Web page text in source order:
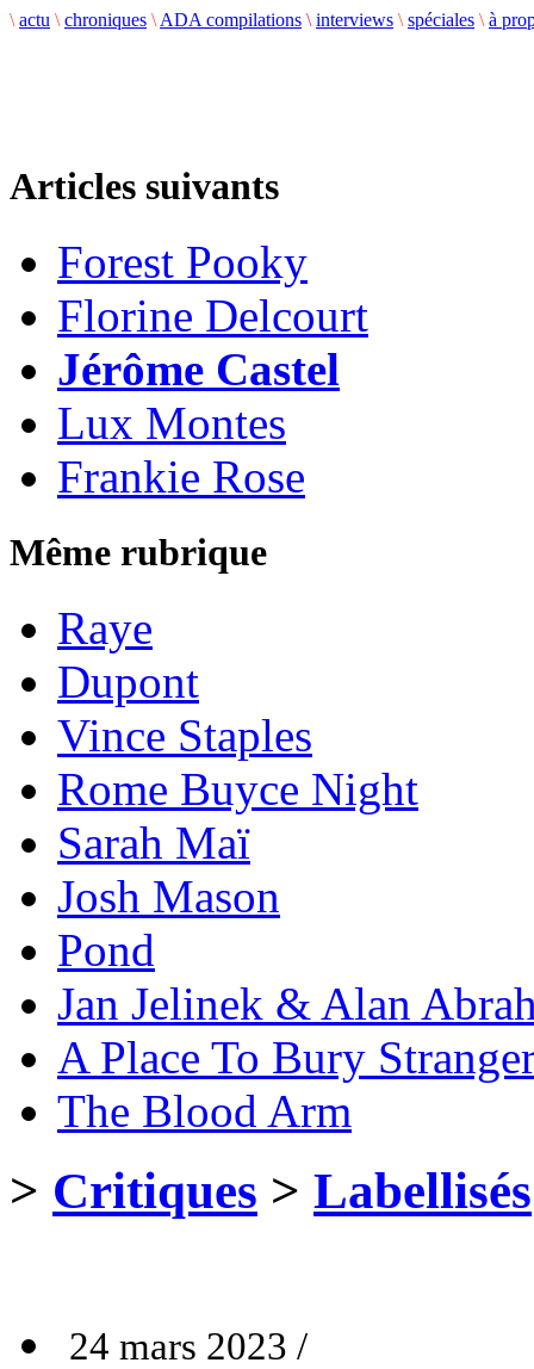
\ actu \ chroniques \ ADA compilations \ interviews \ spéciales \ à
Articles suivants
Forest Pooky
Florine Delcourt
Jérôme Castel
Lux Montes
Frankie Rose
Même rubrique
Raye
Dupont
Vince Staples
Rome Buyce Night
Sarah Maï
Josh Mason
Pond
Jan Jelinek & Alan
A Place To Bury
The Blood Arm
> Critiques > Labellisés
24 mars 2023 /